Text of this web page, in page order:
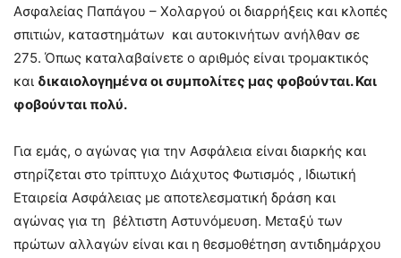
Ασφαλείας Παπάγου – Χολαργού οι διαρρήξεις και κλοπές
σπιτιών, καταστημάτων και αυτοκινήτων ανήλθαν σε
275. Όπως καταλαβαίνετε ο αριθμός είναι τρομακτικός
και δικαιολογημένα οι συμπολίτες μας φοβούνται. Και
φοβούνται πολύ.
Για εμάς, ο αγώνας για την Ασφάλεια είναι διαρκής και
στηρίζεται στο τρίπτυχο Διάχυτος Φωτισμός , Ιδιωτική
Εταιρεία Ασφάλειας με αποτελεσματική δράση και
αγώνας για τη βέλτιστη Αστυνόμευση. Μεταξύ των
πρώτων αλλαγών είναι και η θεσμοθέτηση αντιδημάρχου